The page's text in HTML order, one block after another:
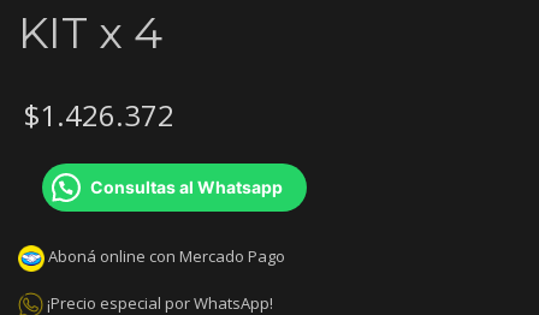
KIT x 4
$1.426.372
Consultas al Whatsapp
Aboná online con Mercado Pago
¡Precio especial por WhatsApp!